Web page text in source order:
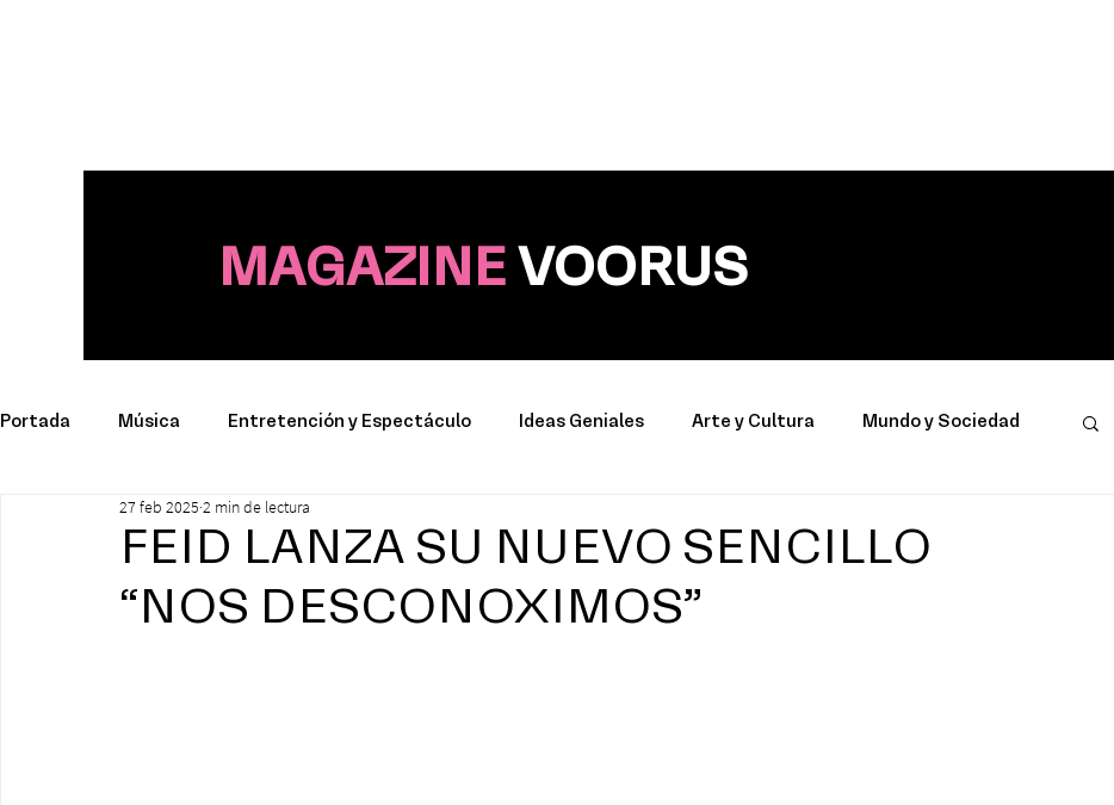
MAGAZINE VOORUS
Portada Música Entretención y Espectáculo Ideas Geniales Arte y Cultura Mundo y Sociedad
Productos y Marcas
FEID LANZA SU NUEVO SENCILLO
“NOS DESCONOXIMOS”
27 feb 2025 2 min de lectura